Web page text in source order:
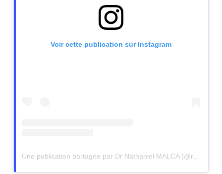
Voir cette publication sur Instagram